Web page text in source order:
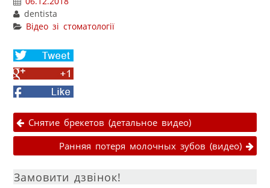
dentista
Відео зі стоматології
Share
on
Twitter
Share
on
Google+
Facebook
Навігація публікаціями
Снятие брекетов (детальное видео)
Ранняя потеря молочных зубов (видео)
Замовити дзвінок!